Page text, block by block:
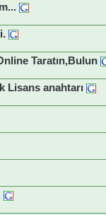
Taratın,Bulun
Lisans anahtarı